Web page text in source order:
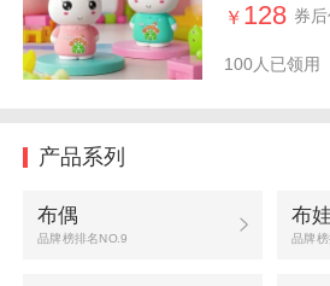
￥ 128 券
100人已领用
产品系列
布偶
品牌榜排名NO.9
布
品牌榜